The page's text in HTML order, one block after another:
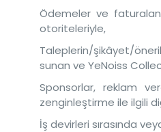
Ödemeler ve
otoriteleriyle,
Taleplerin/şikâyet/
sunan ve YeNoiss
Sponsorlar, reklam
zenginleştirme ile ilgili
İş devirleri sırasında